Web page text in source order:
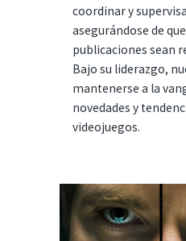
coordinar y
asegurándose de
publicaciones sean
Bajo su liderazgo,
mantenerse a la
novedades y
videojuegos.